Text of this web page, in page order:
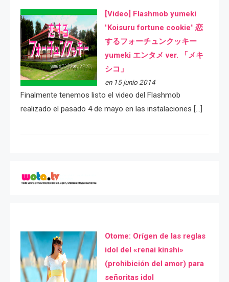
[Video] Flashmob yumeki
"Koisuru fortune cookie" 恋
するフォーチュンクッキー
yumeki エンタメ ver. 「メキ
シコ」
en 15 junio 2014
Finalmente tenemos listo el video del Flashmob
realizado el pasado 4 de mayo en las instalaciones […]
Otome: Orígen de las reglas
idol del «renai kinshi»
(prohibición del amor) para
señoritas idol